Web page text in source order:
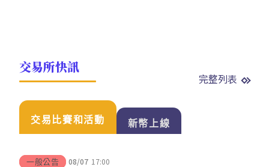
交易所快訊
完整列表
交易比賽和活動 新幣上線
一般公告 08/07 17:00